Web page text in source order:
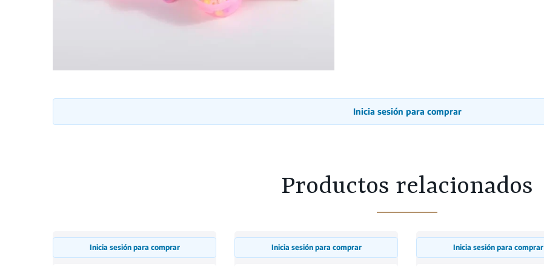
Inicia sesión para comprar
Productos relacionados
Inicia sesión para comprar Inicia sesión para comprar Inicia sesión para comprar